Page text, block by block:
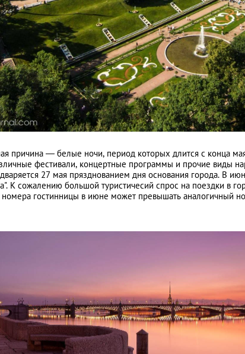
причина — белые ночи, период которых длится с конца
фестивали, концертные программы и прочие виды
27 мая прязднованием дня основания города. В
К сожалению большой туристичесий спрос на поездки в
номера гостинницы в июне может превышать аналогичный